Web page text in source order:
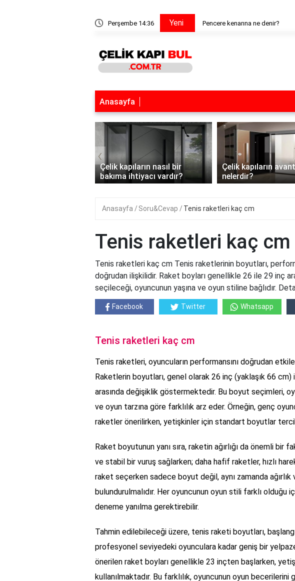
Perşembe 14:36 Yeni Pencere kenarına ne denir?
Anasayfa
Çelik kapıların nasıl bir
bakıma ihtiyacı vardır?
Çelik kapıların
nelerdir?
‹
Anasayfa Soru&Cevap Tenis raketleri kaç cm
Tenis raketleri kaç cm
Tenis raketleri kaç cm Tenis raketlerinin boyutları,
doğrudan ilişkilidir. Raket boyları genellikle 26 ile 29 inç
seçileceği, oyuncunun yaşına ve oyun stiline bağlıdır.
Facebook Twitter Whatsapp
Tenis raketleri kaç cm
Tenis raketleri, oyuncuların performansını doğrudan
Raketlerin boyutları, genel olarak 26 inç (yaklaşık 66
arasında değişiklik göstermektedir. Bu boyut seçimleri,
ve oyun tarzına göre farklılık arz eder. Örneğin, genç
raketler önerilirken, yetişkinler için standart boyutlar
Raket boyutunun yanı sıra, raketin ağırlığı da önemli bir
ve stabil bir vuruş sağlarken; daha hafif raketler, hızlı
raket seçerken sadece boyut değil, aynı zamanda
bulundurulmalıdır. Her oyuncunun oyun stili farklı olduğu
deneme yanılma gerektirebilir.
Tahmin edilebileceği üzere, tenis raketi boyutları,
profesyonel seviyedeki oyunculara kadar geniş bir
önerilen raket boyları genellikle 23 inçten başlarken,
kullanılmaktadır. Bu farklılık, oyuncunun oyun